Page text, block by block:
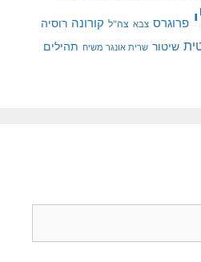
פרוגרס צבא צה"ל קורונה רוסיה
שיטור שרית אונגר משיח תהילים